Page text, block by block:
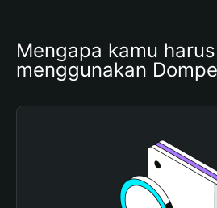
Mengapa kamu harus
menggunakan